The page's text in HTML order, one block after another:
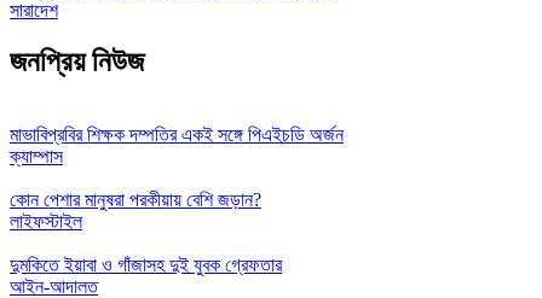
সারাদেশ
জনপ্রিয় নিউজ
মাভাবিপ্রবির শিক্ষক দম্পতির একই সঙ্গে পিএইচডি অর্জন
ক্যাম্পাস
কোন পেশার মানুষরা পরকীয়ায় বেশি জড়ান?
লাইফস্টাইল
দুমকিতে ইয়াবা ও গাঁজাসহ দুই যুবক গ্রেফতার
আইন-আদালত